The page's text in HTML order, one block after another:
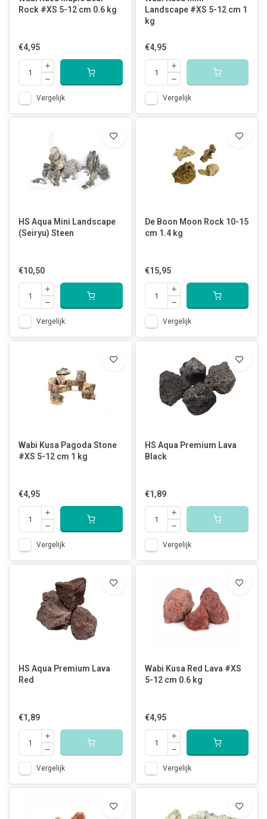
Rock #XS 5-12 cm 0.6 kg
€4,95
Vergelijk
Landscape #XS 5-12 cm 1
kg
€4,95
Vergelijk
HS Aqua Mini Landscape
(Seiryu) Steen
€10,50
Vergelijk
De Boon Moon Rock 10-15
cm 1.4 kg
€15,95
Vergelijk
Wabi Kusa Pagoda Stone
#XS 5-12 cm 1 kg
€4,95
Vergelijk
HS Aqua Premium Lava
Black
€1,89
Vergelijk
HS Aqua Premium Lava
Red
€1,89
Vergelijk
Wabi Kusa Red Lava #XS
5-12 cm 0.6 kg
€4,95
Vergelijk